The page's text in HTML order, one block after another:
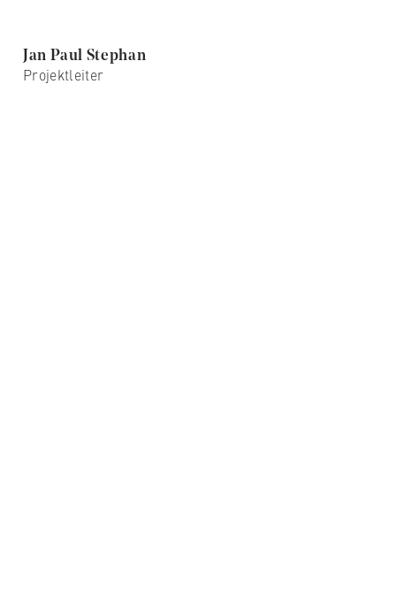
Jan Paul Stephan
Projektleiter